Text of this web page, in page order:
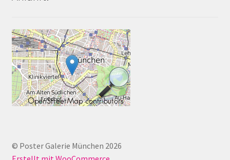
© Poster Galerie München 2026